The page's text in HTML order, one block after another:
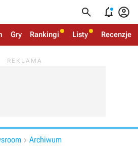
  
Gry Rankingi Listy Recenzje
 Archiwum